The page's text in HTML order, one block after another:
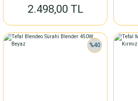
2.498,00 TL
%40